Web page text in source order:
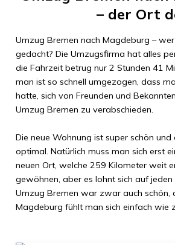
– der Ort
Umzug Bremen nach Magdeburg –
gedacht? Die Umzugsfirma hat alles
die Fahrzeit betrug nur 2 Stunden 41
man ist so schnell umgezogen, dass
hatte, sich von Freunden und
Umzug Bremen zu verabschieden.
Die neue Wohnung ist super schön und
optimal. Natürlich muss man sich erst
neuen Ort, welche 259 Kilometerweit
gewöhnen, aber es lohnt sich auf jeden
Umzug Bremen war zwar auch schön,
Magdeburg fühlt man sich einfach wie